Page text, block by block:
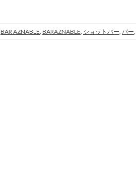
BAR AZNABLE, BARAZNABLE, ショットバー, バー,